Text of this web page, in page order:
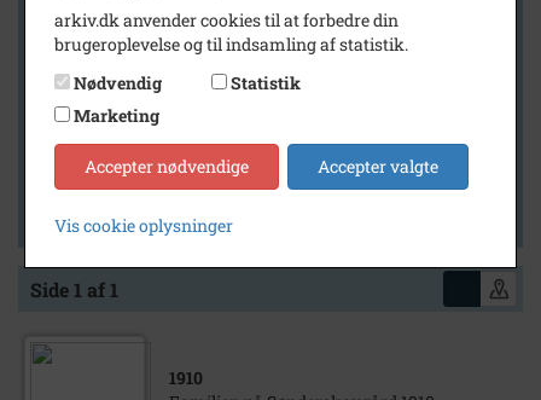
Generelt
Vis kun med billeder
Vis kun med filmklip
Vis kun med lydklip
Vis kun med kilder
Vis kun med geo-tag
Side 1 af 1
1910
arkiv.dk anvender cookies til at forbedre din
brugeroplevelse og til indsamling af statistik.
Nødvendig
Statistik
Marketing
Accepter nødvendige Accepter valgte
Vis cookie oplysninger